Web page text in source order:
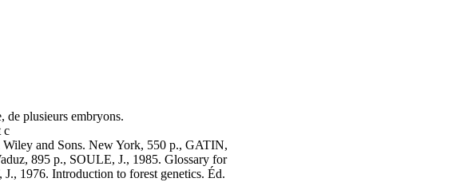
de plusieurs embryons.
c
and Sons. New York, 550 p., GATIN,
895 p., SOULE, J., 1985. Glossary for
1976. Introduction to forest genetics. Éd.